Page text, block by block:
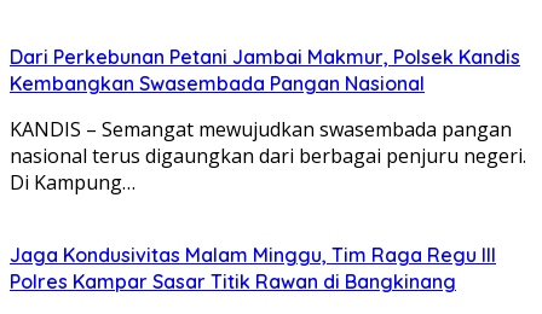
Dari Perkebunan Petani Jambai Makmur, Polsek Kandis
Kembangkan Swasembada Pangan Nasional
KANDIS – Semangat mewujudkan swasembada pangan
nasional terus digaungkan dari berbagai penjuru negeri.
Di Kampung…
Jaga Kondusivitas Malam Minggu, Tim Raga Regu III
Polres Kampar Sasar Titik Rawan di Bangkinang